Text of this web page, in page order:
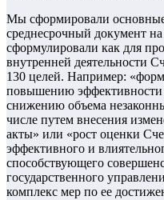
Мы сформировали
среднесрочный документ
сформулировали как для
внутренней деятельности
130 целей. Например:
повышению эффективности
снижению объема
числе путем внесения
акты» или «рост оценки
эффективного и
способствующего
государственного
комплекс мер по ее